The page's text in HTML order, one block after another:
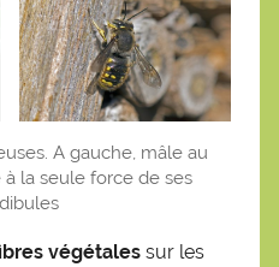
A gauche, mâle au
la seule force de ses
végétales sur les